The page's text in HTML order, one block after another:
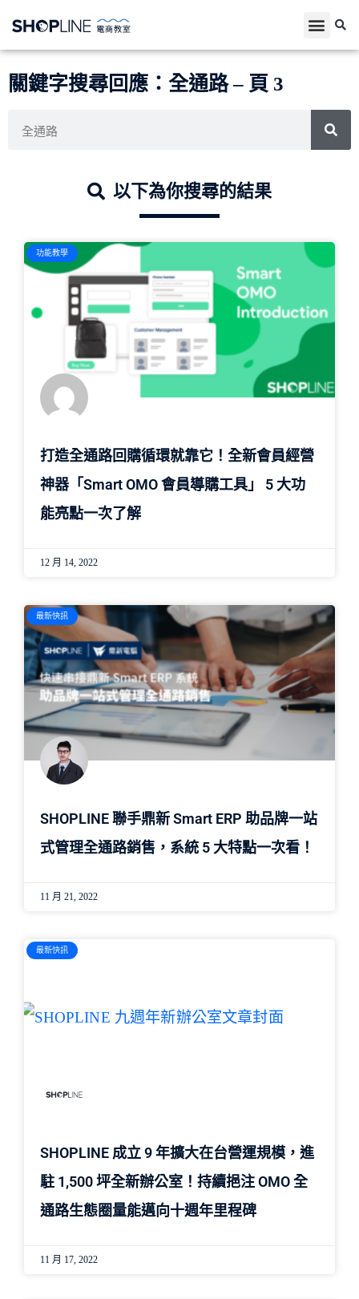
關鍵字搜尋回應：全通路 – 頁 3
以下為你搜尋的結果
功能教學
打造全通路回購循環就靠它！全新會員經營
神器「Smart OMO 會員導購工具」 5 大功
能亮點一次了解
12 月 14, 2022
最新快訊
SHOPLINE 聯手鼎新 Smart ERP 助品牌一站
式管理全通路銷售，系統 5 大特點一次看！
11 月 21, 2022
最新快訊
SHOPLINE 成立 9 年擴大在台營運規模，進
駐 1,500 坪全新辦公室！持續挹注 OMO 全
通路生態圈量能邁向十週年里程碑
11 月 17, 2022